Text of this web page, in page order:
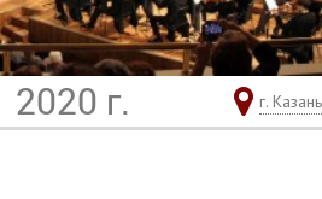
2020 г. г. Казань